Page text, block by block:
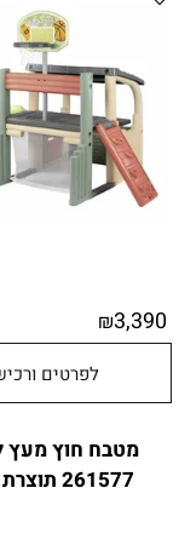
₪3,390
לפרטים
מטבח חוץ מעץ
261577 תוצרת הולנד